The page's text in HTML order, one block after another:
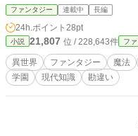
イ・マテリア
かけ、今日も必
まかせばごまか
いく。 ただし、限界具現も万能ではない。呼び出せるのは
前世で詳しく知
り、失敗すれば
それでもクロ
ものまで、あ
ファンタジー 連載中 長編
24h.ポイント 28pt
小説 21,807 位 / 228,643件 フ
異世界 ファンタジー 魔法
学園
現代知識 勘違い